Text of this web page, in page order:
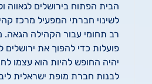
הבית הפתוח בירושלים לגאווה
לשינוי חברתי המפעיל מרכז
פועלות כדי להפוך את
יהיה החופש להיות הוא עצמו
לבנות חברת מופת ישראלית